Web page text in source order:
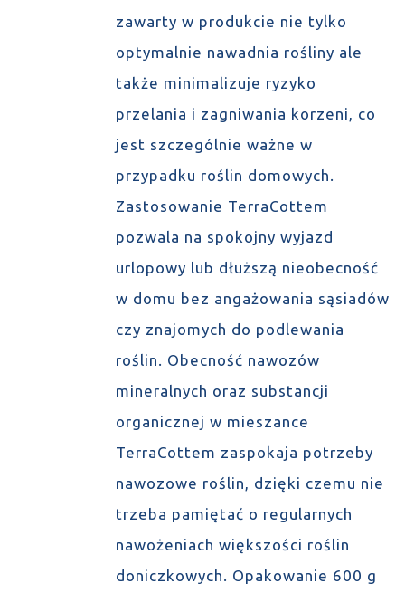
zawarty w produkcie nie tylko
optymalnie nawadnia rośliny ale
także minimalizuje ryzyko
przelania i zagniwania korzeni, co
jest szczególnie ważne w
przypadku roślin domowych.
Zastosowanie TerraCottem
pozwala na spokojny wyjazd
urlopowy lub dłuższą nieobecność
w domu bez angażowania sąsiadów
czy znajomych do podlewania
roślin. Obecność nawozów
mineralnych oraz substancji
organicznej w mieszance
TerraCottem zaspokaja potrzeby
nawozowe roślin, dzięki czemu nie
trzeba pamiętać o regularnych
nawożeniach większości roślin
doniczkowych. Opakowanie 600 g